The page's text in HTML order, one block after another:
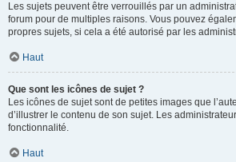
Les sujets peuvent être verrouillés par un
forum pour de multiples raisons. Vous pouvez
propres sujets, si cela a été autorisé par les
Haut
Que sont les icônes de sujet ?
Les icônes de sujet sont de petites images que
d’illustrer le contenu de son sujet. Les
fonctionnalité.
Haut